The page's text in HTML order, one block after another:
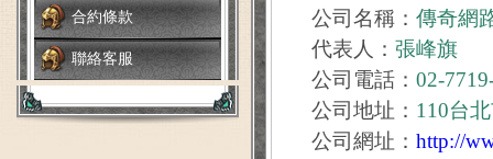
公司名稱： 傳奇網
代表人： 張峰旗
公司電話： 02-
公司地址： 110台
公司網址： http://
合約條款
聯絡客服